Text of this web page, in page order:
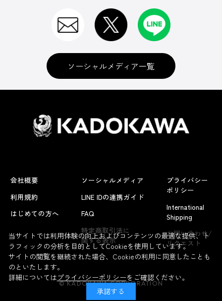
よくあるお問い合わせ
ソーシャルメディア一覧
会社概要
利用規約
はじめての方へ
ソーシャルメディア
LINE IDの連携ガイド
FAQ
特定商取引法に
関する表示
プライバシー
ポリシー
International
Shipping
お問い合わせ/
リクエスト
© KADOKAWA CORPORATION
当サイトでは利用体験の向上およびコンテンツの最適な提供、ト
ラフィックの分析を目的としてCookieを使用しています。
サイトの閲覧を継続された場合、Cookieの利用に同意したことも
のといたします。
詳細についてはプライバシーポリシーをご確認ください。
承諾する